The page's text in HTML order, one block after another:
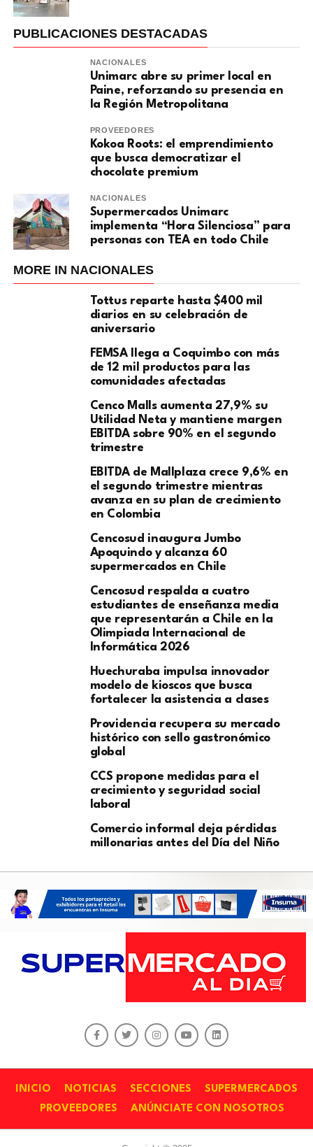
PUBLICACIONES DESTACADAS
NACIONALES
Unimarc abre su primer local en
Paine, reforzando su presencia en
la Región Metropolitana
PROVEEDORES
Kokoa Roots: el emprendimiento
que busca democratizar el
chocolate premium
NACIONALES
Supermercados Unimarc
implementa “Hora Silenciosa” para
personas con TEA en todo Chile
MORE IN NACIONALES
Tottus reparte hasta $400 mil
diarios en su celebración de
aniversario
FEMSA llega a Coquimbo con más
de 12 mil productos para las
comunidades afectadas
Cenco Malls aumenta 27,9% su
Utilidad Neta y mantiene margen
EBITDA sobre 90% en el segundo
trimestre
EBITDA de Mallplaza crece 9,6% en
el segundo trimestre mientras
avanza en su plan de crecimiento
en Colombia
Cencosud inaugura Jumbo
Apoquindo y alcanza 60
supermercados en Chile
Cencosud respalda a cuatro
estudiantes de enseñanza media
que representarán a Chile en la
Olimpiada Internacional de
Informática 2026
Huechuraba impulsa innovador
modelo de kioscos que busca
fortalecer la asistencia a clases
Providencia recupera su mercado
histórico con sello gastronómico
global
CCS propone medidas para el
crecimiento y seguridad social
laboral
Comercio informal deja pérdidas
millonarias antes del Día del Niño
INICIO NOTICIAS SECCIONES
SUPERMERCADOS
PROVEEDORES
ANÚNCIATE CON NOSOTROS